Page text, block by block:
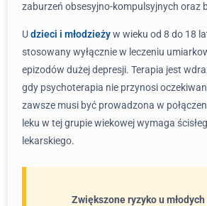
zaburzeń obsesyjno-kompulsyjnych oraz
Udzieci i młodzieżyw wieku od 8 do 18
stosowany wyłącznie w leczeniu
epizodów dużej depresji. Terapia jest
gdy psychoterapia nie przynosi
zawsze musi być prowadzona w
leku w tej grupie wiekowej wymaga
lekarskiego.
Zwiększone ryzyko u